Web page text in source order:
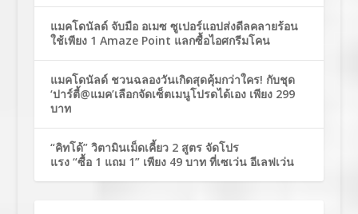
แมคโดนัลด์ จับมือ อเมซ ซูเปอร์แอปส่งดีลคลายร้อน
ใช้เพียง 1 Amaze Point แลกซื้อไอศกรีมโคน
แมคโดนัลด์ ชวนฉลองวันเกิดสุดคุ้มกว่าใคร! กับชุด
‘ปาร์ตี้@แมค’เลือกจัดเซ็ตเมนูโปรดได้เอง เพียง 299
บาท
“คิทโด้” วิตามินเม็ดเคี้ยว 2 สูตร จัดโปร
แรง “ซื้อ 1 แถม 1” เพียง 49 บาท ที่เซเว่น อีเลฟเว่น